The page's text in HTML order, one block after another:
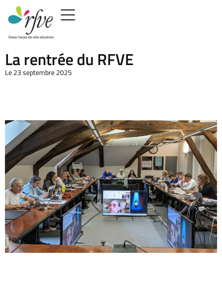
La rentrée du RFVE
Le 23 septembre 2025